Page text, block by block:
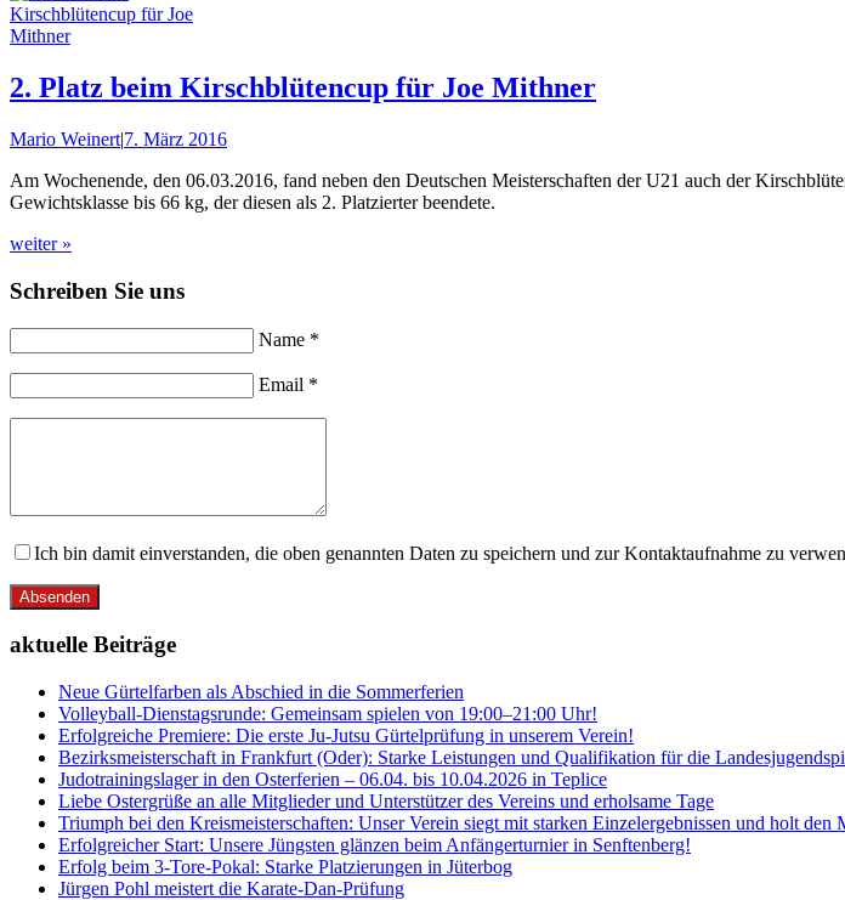
2. Platz beim Kirschblütencup für Joe Mithner
Mario Weinert|7. März 2016
Am Wochenende, den 06.03.2016, fand neben den Deutschen Meisterschaften der U21 auch der
Gewichtsklasse bis 66 kg, der diesen als 2. Platzierter beendete.
weiter »
Schreiben Sie uns
Name *
Email *
Ich bin damit einverstanden, die oben genannten Daten zu speichern und zur Kontaktaufnahme zu
Absenden
aktuelle Beiträge
Neue Gürtelfarben als Abschied in die Sommerferien
Volleyball-Dienstagsrunde: Gemeinsam spielen von 19:00–21:00 Uhr!
Erfolgreiche Premiere: Die erste Ju-Jutsu Gürtelprüfung in unserem Verein!
Bezirksmeisterschaft in Frankfurt (Oder): Starke Leistungen und Qualifikation für die
Judotrainingslager in den Osterferien – 06.04. bis 10.04.2026 in Teplice
Liebe Ostergrüße an alle Mitglieder und Unterstützer des Vereins und erholsame Tage
Triumph bei den Kreismeisterschaften: Unser Verein siegt mit starken Einzelergebnissen und holt den
Erfolgreicher Start: Unsere Jüngsten glänzen beim Anfängerturnier in Senftenberg!
Erfolg beim 3-Tore-Pokal: Starke Platzierungen in Jüterbog
Jürgen Pohl meistert die Karate-Dan-Prüfung